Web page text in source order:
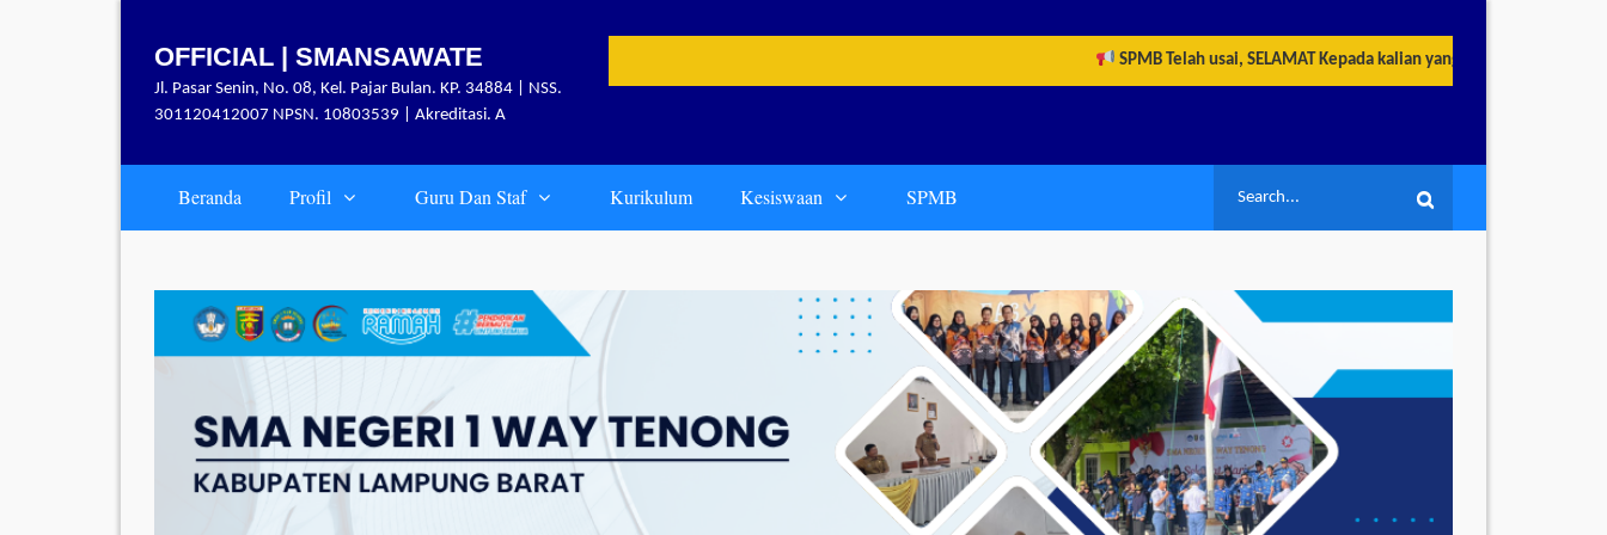
contentOFFICIAL | SMANSAWATE
Jl. Pasar Senin, No. 08, Kel. Pajar Bulan. KP. 34884 | NSS.
301120412007 NPSN. 10803539 | Akreditasi. A
SPMB Telah usai, SELAMAT Kepada kalian yang telah berhasil
Beranda Profil Guru Dan Staf Kurikulum Kesiswaan SPMB Search